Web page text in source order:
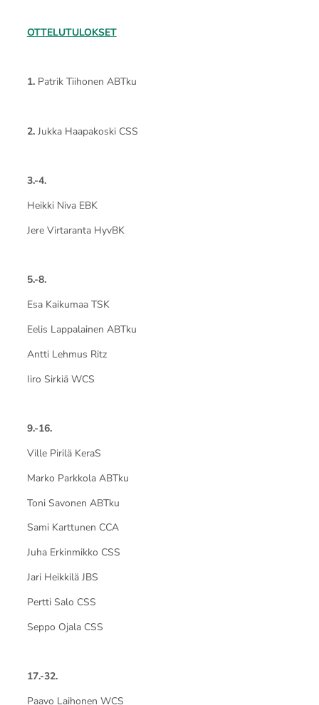
OTTELUTULOKSET
1. Patrik Tiihonen ABTku
2. Jukka Haapakoski CSS
3.-4.
Heikki Niva EBK
Jere Virtaranta HyvBK
5.-8.
Esa Kaikumaa TSK
Eelis Lappalainen ABTku
Antti Lehmus Ritz
Iiro Sirkiä WCS
9.-16.
Ville Pirilä KeraS
Marko Parkkola ABTku
Toni Savonen ABTku
Sami Karttunen CCA
Juha Erkinmikko CSS
Jari Heikkilä JBS
Pertti Salo CSS
Seppo Ojala CSS
17.-32.
Paavo Laihonen WCS